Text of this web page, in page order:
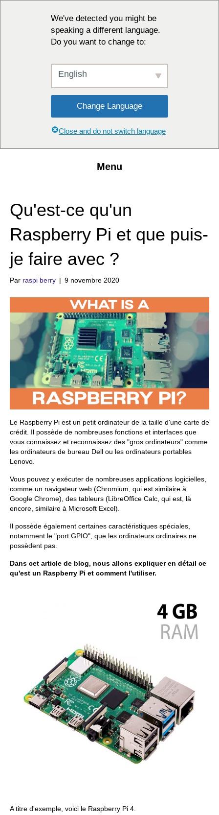
We've detected you might be
speaking a different language.
Do you want to change to:
English
Change Language
Close and do not switch language
Menu
Qu'est-ce qu'un
Raspberry Pi et que puis-
je faire avec ?
Par raspi berry | 9 novembre 2020
Le Raspberry Pi est un petit ordinateur de la taille d'une carte de
crédit. Il possède de nombreuses fonctions et interfaces que
vous connaissez et reconnaissez des "gros ordinateurs" comme
les ordinateurs de bureau Dell ou les ordinateurs portables
Lenovo.
Vous pouvez y exécuter de nombreuses applications logicielles,
comme un navigateur web (Chromium, qui est similaire à
Google Chrome), des tableurs (LibreOffice Calc, qui est, là
encore, similaire à Microsoft Excel).
Il possède également certaines caractéristiques spéciales,
notamment le "port GPIO", que les ordinateurs ordinaires ne
possèdent pas.
Dans cet article de blog, nous allons expliquer en détail ce
qu'est un Raspberry Pi et comment l'utiliser.
A titre d'exemple, voici le Raspberry Pi 4.